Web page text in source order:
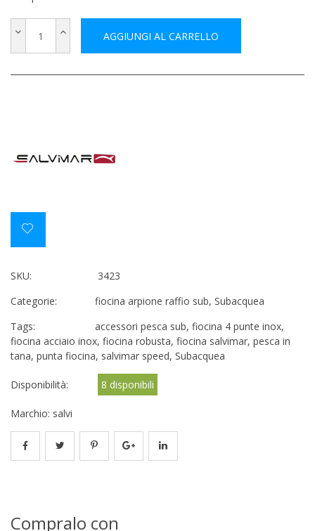
AGGIUNGI AL CARRELLO
SKU:
3423
Categorie:
fiocina arpione raffio sub, Subacquea
Tags:
accessori pesca sub, fiocina 4 punte inox,
fiocina acciaio inox, fiocina robusta, fiocina salvimar, pesca in
tana, punta fiocina, salvimar speed, Subacquea
Disponibilità: 8 disponibili
Marchio: salvi
Compralo con